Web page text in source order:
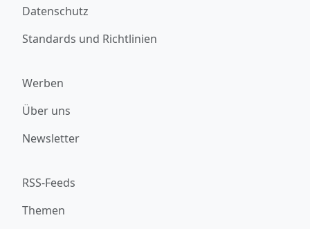
Datenschutz
Standards und Richtlinien
Werben
Über uns
Newsletter
RSS-Feeds
Themen